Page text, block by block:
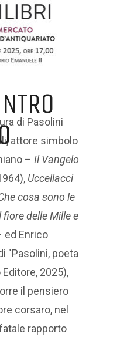
di Pasolini
attore simbolo
– Il Vangelo
Uccellacci
cosa sono le
fiore delle Mille e
ed Enrico
"Pasolini, poeta
2025),
il pensiero
corsaro, nel
rapporto